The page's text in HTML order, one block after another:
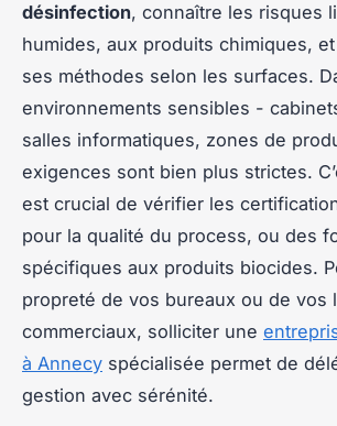
désinfection, connaître les risques
humides, aux produits chimiques,
ses méthodes selon les surfaces.
environnements sensibles -
salles informatiques, zones de
exigences sont bien plus strictes.
est crucial de vérifier les
pour la qualité du process, ou des
spécifiques aux produits biocides.
propreté de vos bureaux ou de vos
commerciaux, solliciter une
à Annecy spécialisée permet de
gestion avec sérénité.